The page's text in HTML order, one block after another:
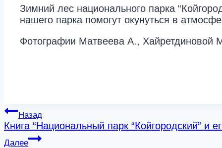
Зимний лес национального парка
нашего парка помогут окунуться в
Фотографии Матвеева А., Хайретдиновой
Навигация
по
Назад
Книга “Национальный парк “Койгородский” и
Далее